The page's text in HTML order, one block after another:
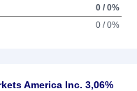
0 / 0%
0 / 0%
America Inc. 3,06%